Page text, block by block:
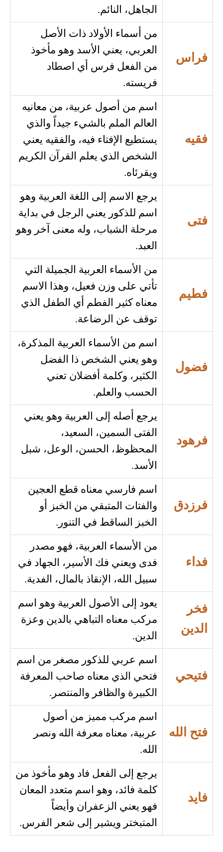
الجاهل، النائم.
فراس
من أسماء الأولاد ذات الأصل
العربي، يعني الأسد وهو مأخوذ
من الفعل فرس أي اصطاد
فريسته.
فقيه
اسم من أصول عربية، من معانيه
العالم الملم بالشيء جيداً والذي
يستطيع الإفتاء فيه، والفقيه يعني
الشخص الذي يعلم القرآن الكريم
ويقرئاه.
فتى
يرجع الاسم إلى اللغة العربية وهو
اسم للذكور يعني الرجل في بداية
مرحلة الشباب، وله معنى آخر وهو
العبد.
فطيم
من الأسماء العربية الجميلة التي
تأتي على وزن فعيل، وهذا الاسم
معناه كثير الفطم أي الطفل الذي
توقف عن الرضاعة.
فضول
اسم من الأسماء العربية المذكرة،
وهو يعني الشخص ذا الفضل
الكثير، وكلمة أفضلان تعني
الحسب والعلم.
فرهود
يرجع أصله إلى العربية وهو يعني
الفتى السمين، السعيد،
المحظوظ، الحسن، الوعل، شبل
الأسد.
فرزدق
اسم فارسي معناه قطع العجين
والفتات المتبقي من الخبز أو
الخبز الساقط في التنور.
فداء
من الأسماء العربية، فهو مصدر
فدى ويعني فك الأسير، الجهاد في
سبيل الله، الإنقاذ بالمال، الفدية.
فخر
الدين
يعود إلى الأصول العربية وهو اسم
مركب معناه التباهي بالدين وعزة
الدين.
فتيحي
اسم عربي للذكور مصغر من اسم
فتحي الذي معناه صاحب المعرفة
الكبيرة والظافر والمنتصر.
فتح الله
اسم مركب مميز من أصول
عربية، معناه معرفة الله ونصر
الله.
فايد
يرجع إلى الفعل فاد وهو مأخوذ من
كلمة فائد، وهو اسم متعدد المعان
فهو يعني الزعفران وأيضاً
المتبختر ويشير إلى شعر الفرس.